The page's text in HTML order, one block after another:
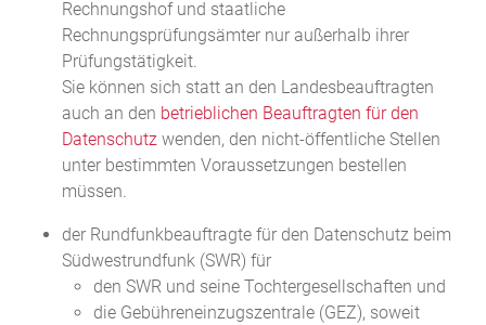
Rechnungshof und staatliche
Rechnungsprüfungsämter nur außerhalb ihrer
Prüfungstätigkeit.
Sie können sich statt an den Landesbeauftragten
auch an den betrieblichen Beauftragten für den
Datenschutzwenden, den nicht-öffentliche Stellen
unter bestimmten Voraussetzungen bestellen
müssen.
der Rundfunkbeauftragte für den Datenschutz beim
Südwestrundfunk (SWR) für
den SWR und seine Tochtergesellschaften und
die Gebühreneinzugszentrale (GEZ), soweit